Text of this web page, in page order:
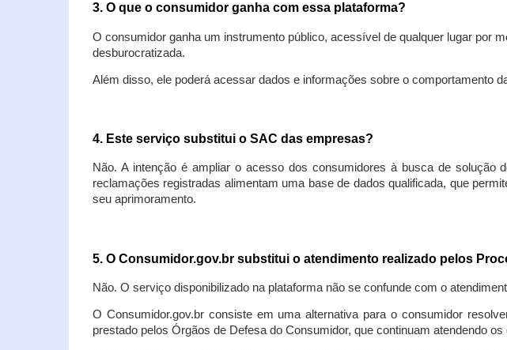
3. O que o consumidor ganha com essa plataforma?
O consumidor ganha um instrumento público, acessível de qualquer lugar por
desburocratizada.
Além disso, ele poderá acessar dados e informações sobre o comportamento
4. Este serviço substitui o SAC das empresas?
Não. A intenção é ampliar o acesso dos consumidores à busca de
reclamações registradas alimentam uma base de dados qualificada, que
seu aprimoramento.
5. O Consumidor.gov.br substitui o atendimento realizado pelos
Não. O serviço disponibilizado na plataforma não se confunde com o
O Consumidor.gov.br consiste em uma alternativa para o consumidor
prestado pelos Órgãos de Defesa do Consumidor, que continuam atendendo